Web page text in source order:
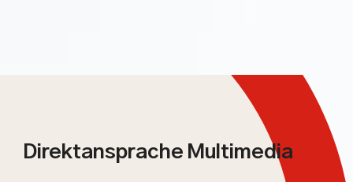
Direktansprache Multimedia